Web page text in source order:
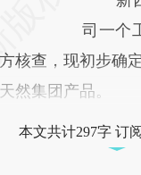
财新
比对和
司一个
核查，现初步确
然集团产品。
本文共计297字 订